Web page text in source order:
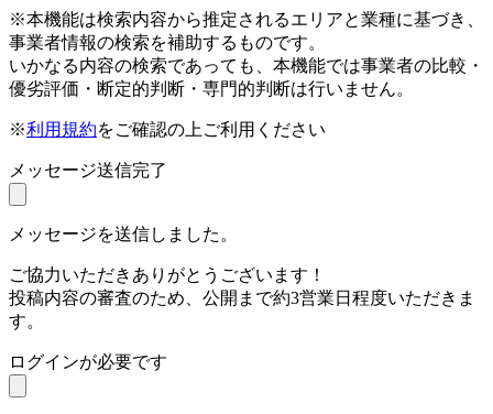
※本機能は検索内容から推定されるエリアと業種に基づき、
事業者情報の検索を補助するものです。
いかなる内容の検索であっても、本機能では事業者の比較・
優劣評価・断定的判断・専門的判断は行いません。
※利用規約をご確認の上ご利用ください
メッセージ送信完了
メッセージを送信しました。
ご協力いただきありがとうございます！
投稿内容の審査のため、公開まで約3営業日程度いただきま
す。
ログインが必要です